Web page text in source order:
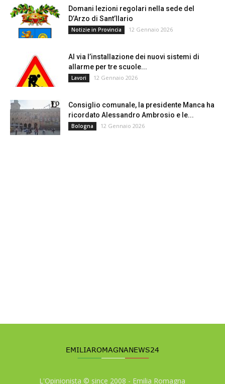
Domani lezioni regolari nella sede del
D’Arzo di Sant’Ilario
Notizie in Provincia 12 Gennaio 2026
Al via l’installazione dei nuovi sistemi di
allarme per tre scuole...
Lavori 12 Gennaio 2026
Consiglio comunale, la presidente Manca ha
ricordato Alessandro Ambrosio e le...
Bologna 12 Gennaio 2026
L'Opinionista © since 2008 - Emilia Romagna